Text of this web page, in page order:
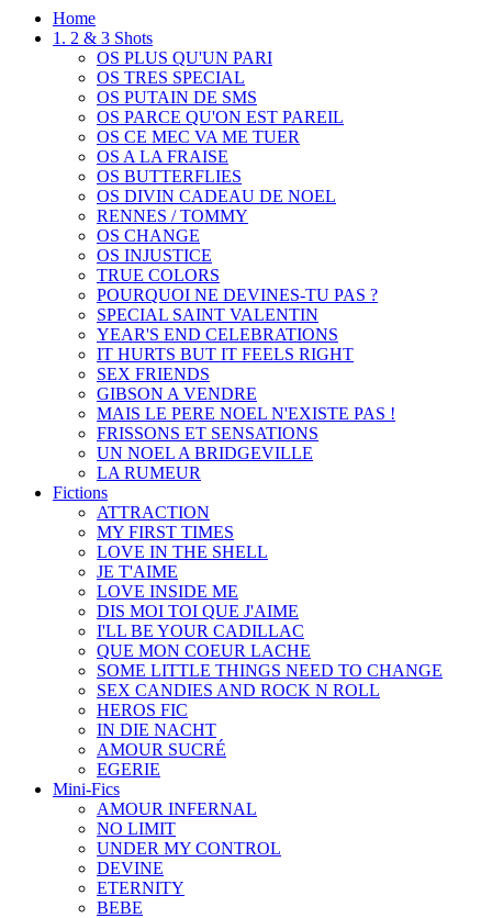
Home
1. 2 & 3 Shots
OS PLUS QU'UN PARI
OS TRES SPECIAL
OS PUTAIN DE SMS
OS PARCE QU'ON EST PAREIL
OS CE MEC VA ME TUER
OS A LA FRAISE
OS BUTTERFLIES
OS DIVIN CADEAU DE NOEL
RENNES / TOMMY
OS CHANGE
OS INJUSTICE
TRUE COLORS
POURQUOI NE DEVINES-TU PAS ?
SPECIAL SAINT VALENTIN
YEAR'S END CELEBRATIONS
IT HURTS BUT IT FEELS RIGHT
SEX FRIENDS
GIBSON A VENDRE
MAIS LE PERE NOEL N'EXISTE PAS !
FRISSONS ET SENSATIONS
UN NOEL A BRIDGEVILLE
LA RUMEUR
Fictions
ATTRACTION
MY FIRST TIMES
LOVE IN THE SHELL
JE T'AIME
LOVE INSIDE ME
DIS MOI TOI QUE J'AIME
I'LL BE YOUR CADILLAC
QUE MON COEUR LACHE
SOME LITTLE THINGS NEED TO CHANGE
SEX CANDIES AND ROCK N ROLL
HEROS FIC
IN DIE NACHT
AMOUR SUCRÉ
EGERIE
Mini-Fics
AMOUR INFERNAL
NO LIMIT
UNDER MY CONTROL
DEVINE
ETERNITY
BEBE